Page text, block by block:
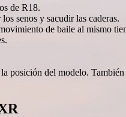
de R18.
senos y sacudir las caderas.
de baile al mismo
posición del modelo.